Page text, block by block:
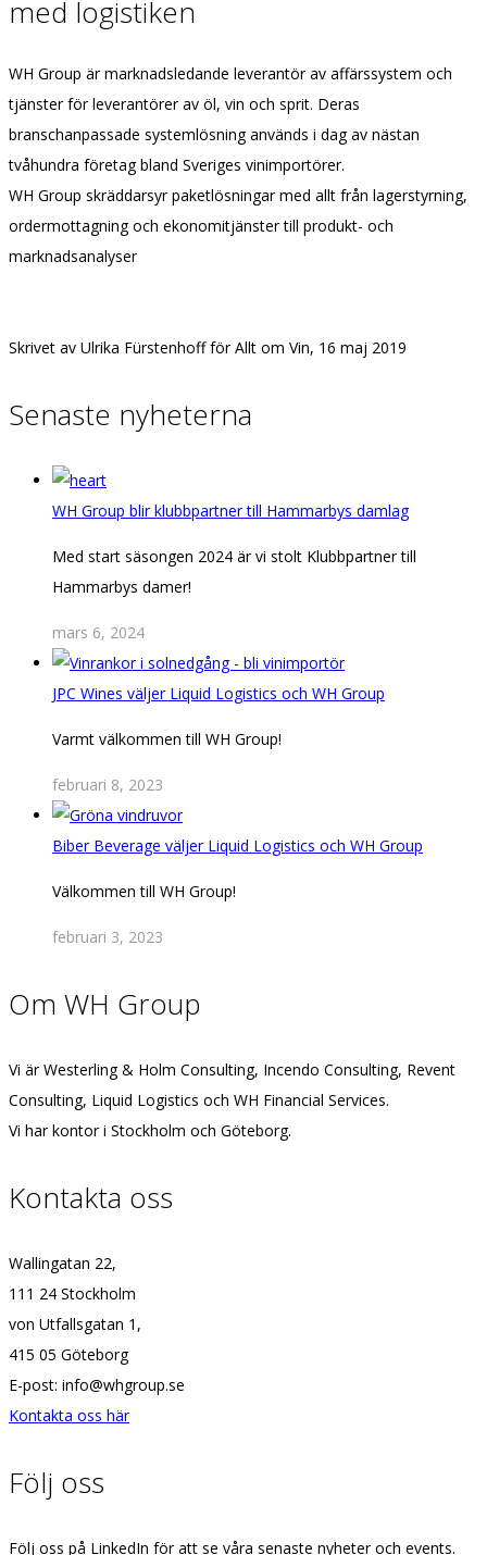
med logistiken
WH Group är marknadsledande leverantör av affärssystem och
tjänster för leverantörer av öl, vin och sprit. Deras
branschanpassade systemlösning används i dag av nästan
tvåhundra företag bland Sveriges vinimportörer.
WH Group skräddarsyr paketlösningar med allt från lagerstyrning,
ordermottagning och ekonomitjänster till produkt- och
marknadsanalyser
Skrivet av Ulrika Fürstenhoff för Allt om Vin, 16 maj 2019
Senaste nyheterna
WH Group blir klubbpartner till Hammarbys damlag
Med start säsongen 2024 är vi stolt Klubbpartner till
Hammarbys damer!
mars 6, 2024
JPC Wines väljer Liquid Logistics och WH Group
Varmt välkommen till WH Group!
februari 8, 2023
Biber Beverage väljer Liquid Logistics och WH Group
Välkommen till WH Group!
februari 3, 2023
Om WH Group
Vi är Westerling & Holm Consulting, Incendo Consulting, Revent
Consulting, Liquid Logistics och WH Financial Services.
Vi har kontor i Stockholm och Göteborg.
Kontakta oss
Wallingatan 22,
111 24 Stockholm
von Utfallsgatan 1,
415 05 Göteborg
E-post: info@whgroup.se
Kontakta oss här
Följ oss
Följ oss på LinkedIn för att se våra senaste nyheter och events.